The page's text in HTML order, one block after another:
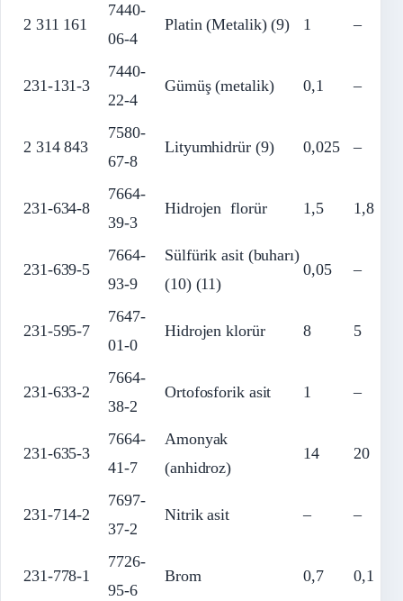
2 311 161
7440-
06-4
Platin (Metalik) (9) 1 –
231-131-3
7440-
22-4
Gümüş (metalik) 0,1 –
2 314 843
7580-
67-8
Lityumhidrür (9) 0,025 –
231-634-8
7664-
39-3
Hidrojen florür 1,5 1,8
231-639-5
7664-
93-9
Sülfürik asit (buharı)
(10) (11)
0,05 –
231-595-7
7647-
01-0
Hidrojen klorür 8 5
231-633-2
7664-
38-2
Ortofosforik asit 1 –
231-635-3
7664-
41-7
Amonyak
(anhidroz)
14 20
231-714-2
7697-
37-2
Nitrik asit – –
231-778-1
7726-
95-6
Brom 0,7 0,1